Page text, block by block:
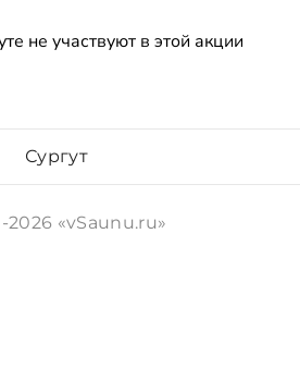
не участвуют в этой акции
Сургут
2026 «vSaunu.ru»